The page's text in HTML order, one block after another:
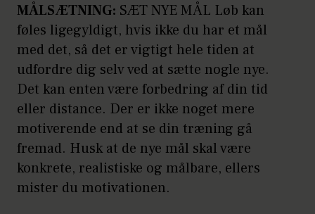
MÅLSÆTNING: SÆT NYE MÅL Løb kan
føles ligegyldigt, hvis ikke du har et mål
med det, så det er vigtigt hele tiden at
udfordre dig selv ved at sætte nogle nye.
Det kan enten være forbedring af din tid
eller distance. Der er ikke noget mere
motiverende end at se din træning gå
fremad. Husk at de nye mål skal være
konkrete, realistiske og målbare, ellers
mister du motivationen.